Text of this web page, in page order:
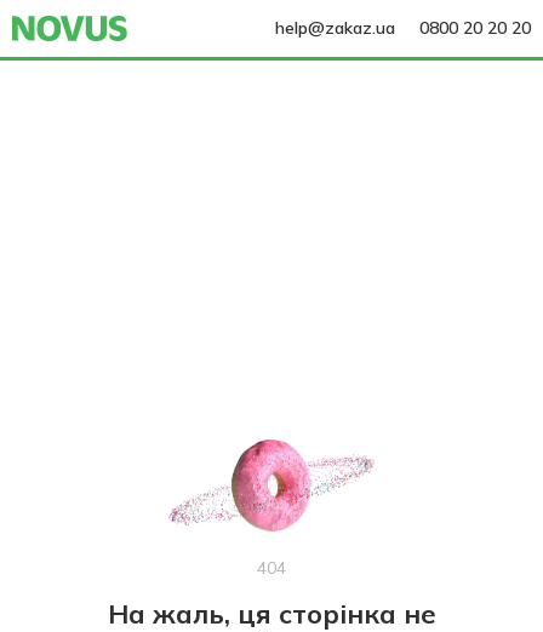
help@zakaz.ua 0800 20 20 20
404
На жаль, ця сторінка не